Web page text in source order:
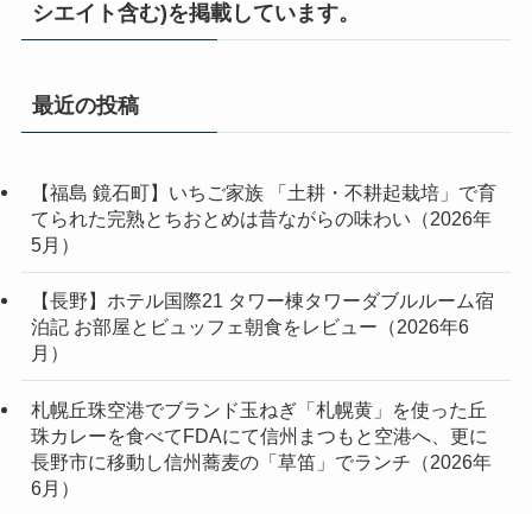
シエイト含む)を掲載しています。
最近の投稿
【福島 鏡石町】いちご家族 「土耕・不耕起栽培」で育
てられた完熟とちおとめは昔ながらの味わい（2026年
5月）
【長野】ホテル国際21 タワー棟タワーダブルルーム宿
泊記 お部屋とビュッフェ朝食をレビュー（2026年6
月）
札幌丘珠空港でブランド玉ねぎ「札幌黄」を使った丘
珠カレーを食べてFDAにて信州まつもと空港へ、更に
長野市に移動し信州蕎麦の「草笛」でランチ（2026年
6月）